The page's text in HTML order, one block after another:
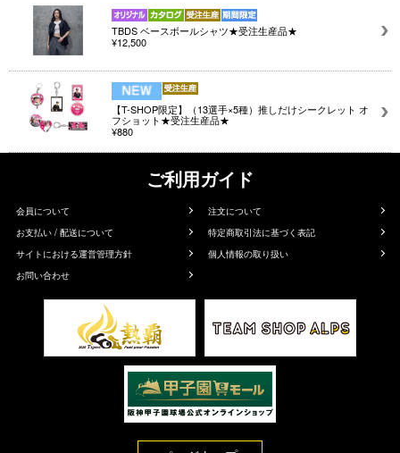
TBDS ベースボールシャツ★受注生産品★
¥12,500
【T-SHOP限定】（13選手×5種）推しだけシークレット オ
フショット★受注生産品★
¥880
ご利用ガイド
会員について
注文について
お支払い / 配送について
特定商取引法に基づく表記
サイトにおける運営管理方針
個人情報の取り扱い
お問い合わせ